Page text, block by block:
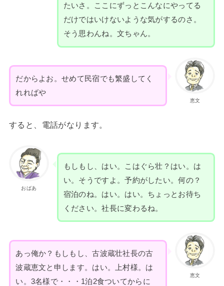
たいさ。ここにずっとこんなにやってる
だけではいけないような気がするのさ。
そう思わんね。文ちゃん。
恵文
だからよお。せめて民宿でも繁盛してく
れればや
すると、電話がなります。
おばあ
もしもし、はい。こはぐら壮？はい。は
い。そうですよ。予約がしたい。何の？
宿泊のね。はい。はい。ちょっとお待ち
ください。社長に変わるね。
恵文
あっ俺か？もしもし、古波蔵壮社長の古
波蔵恵文と申します。はい。上村様。は
い。3名様で・・・1泊2食ついてからに